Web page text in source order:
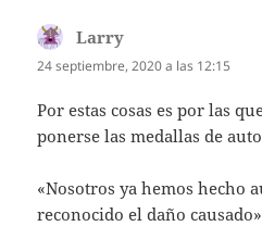
Larry
24 septiembre, 2020 a las 12:15
Por estas cosas es por las
ponerse las medallas de
«Nosotros ya hemos hecho
reconocido el daño